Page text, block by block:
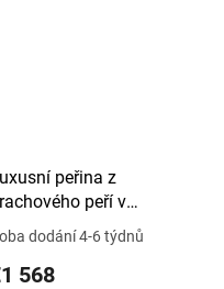
peřina z
peří v
Supersoft Batiste, Silver
Protection, 250 x 200 cm,
Winter
dodání 4-6 týdnů
568